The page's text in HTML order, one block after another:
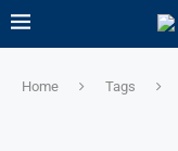
Home Tags